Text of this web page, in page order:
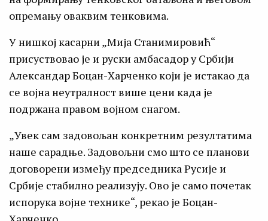
опремању оваквим тенковима.
У нишкој касарни „Мија Станимировић“
присуствовао је и руски амбасадор у Србији
Александар Боцан-Харченко који је истакао да
се војна неутралност више цени када је
подржана правом војном снагом.
„Увек сам задовољан конкретним резултатима
наше сарадње. Задовољни смо што се планови
договорени између председника Русије и
Србије стабилно реализују. Ово је само почетак
испорука војне технике“, рекао је Боцан-